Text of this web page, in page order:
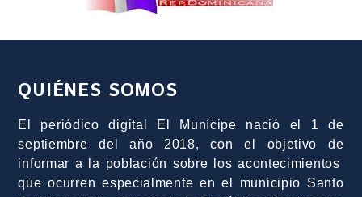
QUIÉNES SOMOS
El periódico digital El Munícipe nació el 1 de
septiembre del año 2018, con el objetivo de
informar a la población sobre los acontecimientos
que ocurren especialmente en el municipio Santo